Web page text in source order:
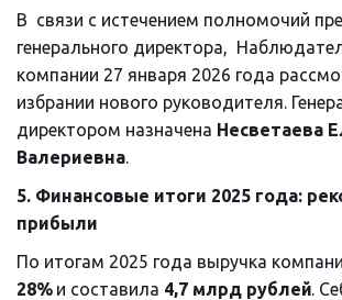
В  связи с истечением полномочий
генерального директора,
компании 27 января 2026 года
избрании нового руководителя.
директором назначена Несветаева
Валериевна.
5. Финансовые итоги 2025 года:
прибыли
28% и составила 4,7 млрд рублей.